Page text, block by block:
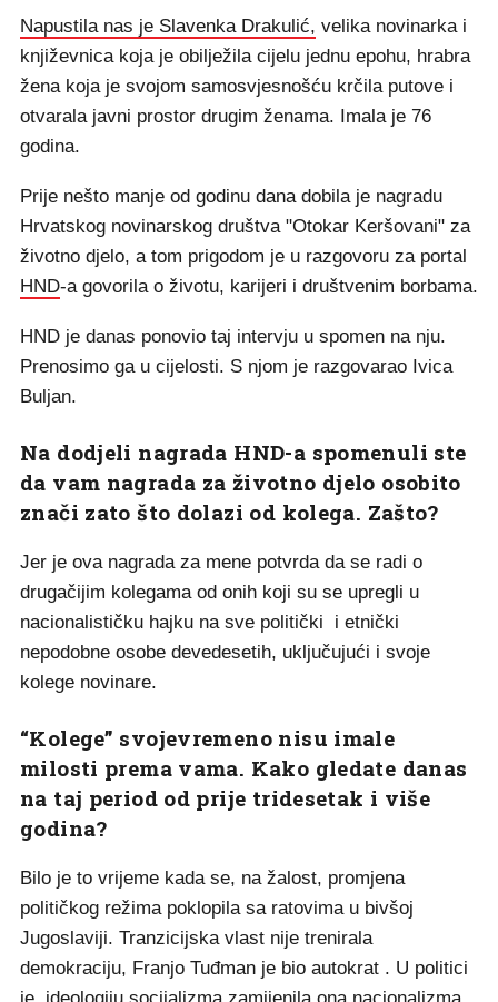
Napustila nas je Slavenka Drakulić, velika novinarka i
književnica koja je obilježila cijelu jednu epohu, hrabra
žena koja je svojom samosvjesnošću krčila putove i
otvarala javni prostor drugim ženama. Imala je 76
godina.
Prije nešto manje od godinu dana dobila je nagradu
Hrvatskog novinarskog društva "Otokar Keršovani" za
životno djelo, a tom prigodom je u razgovoru za portal
HND-a govorila o životu, karijeri i društvenim borbama.
HND je danas ponovio taj intervju u spomen na nju.
Prenosimo ga u cijelosti. S njom je razgovarao Ivica
Buljan.
Na dodjeli nagrada HND-a spomenuli ste
da vam nagrada za životno djelo osobito
znači zato što dolazi od kolega. Zašto?
Jer je ova nagrada za mene potvrda da se radi o
drugačijim kolegama od onih koji su se upregli u
nacionalističku hajku na sve politički i etnički
nepodobne osobe devedesetih, uključujući i svoje
kolege novinare.
“Kolege” svojevremeno nisu imale
milosti prema vama. Kako gledate danas
na taj period od prije tridesetak i više
godina?
Bilo je to vrijeme kada se, na žalost, promjena
političkog režima poklopila sa ratovima u bivšoj
Jugoslaviji. Tranzicijska vlast nije trenirala
demokraciju, Franjo Tuđman je bio autokrat . U politici